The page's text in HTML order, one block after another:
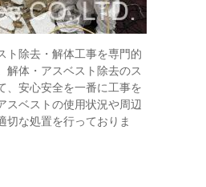
ト除去・解体工事を専門的
解体・アスベスト除去のス
、安心安全を一番に工事を
スベストの使用状況や周辺
切な処置を行っておりま